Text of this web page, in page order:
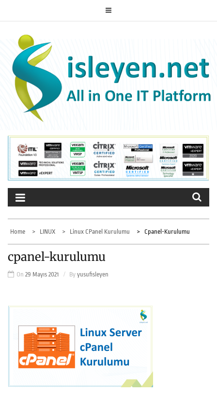
to
ISLEYEN.NET
All-in-One IT Platform
Home LINUX Linux CPanel Kurulumu Cpanel-Kurulumu
cpanel-kurulumu
On 29 Mayıs 2021 By yusufisleyen